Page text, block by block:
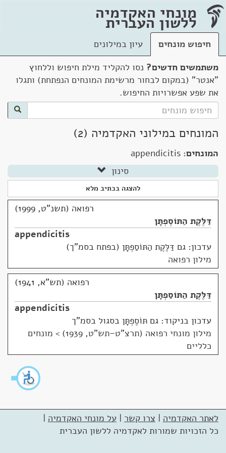
מונחי האקדמיה
ללשון העברית
חיפוש מונחים
עיון במילונים
משתמשים חדשים? נסו להקליד מילת חיפוש וללחוץ
"אנטר" (במקום לבחור מרשימת המונחים הנפתחת) ותגלו
את שפע אפשרויות החיפוש.
המונחים במילוני האקדמיה (2)
המונחים: appendicitis
סינון
להצגה בכתיב מלא
רפואה (תשנ"ט, 1999)
דַּלֶּקֶת הַתּוֹסֶפְתָּן
appendicitis
עדכון: גם דַּלֶּקֶת הַתּוֹסַפְתָּן (בפתח בסמ"ך)
מילון רפואה
רפואה (תש"א, 1941)
דַּלֶּקֶת הַתּוֹסַפְתָּן
appendicitis
עדכון בניקוד: גם תּוֹסֶפְתָּן בסגול בסמ"ך
מילון מונחי רפואה (תרצ"ט–תש"ט, 1939)
> מונחים
כלליים
לאתר האקדמיה | צרו קשר | על מונחי האקדמיה |
כל הזכויות שמורות לאקדמיה ללשון העברית